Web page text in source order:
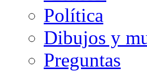
Política
Dibujos y
Preguntas